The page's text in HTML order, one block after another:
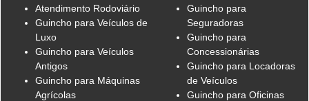
Atendimento Rodoviário
Guincho para Veículos de
Luxo
Guincho para Veículos
Antigos
Guincho para Máquinas
Agrícolas
Guincho para
Seguradoras
Guincho para
Concessionárias
Guincho para Locadoras
de Veículos
Guincho para Oficinas